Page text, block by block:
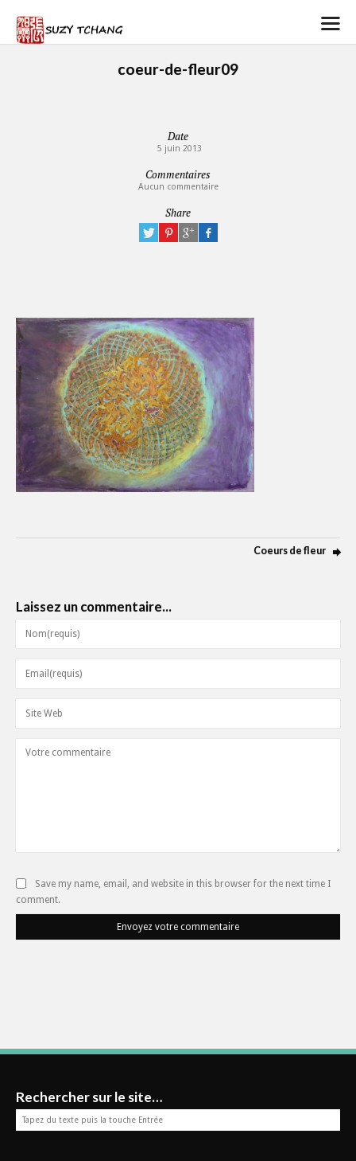
coeur-de-fleur09
Date
5 juin 2013
Commentaires
Aucun commentaire
Share
Coeurs de fleur
Laissez un commentaire...
Save my name, email, and website in this browser for the next time I
comment.
Envoyez votre commentaire
Rechercher sur le site…